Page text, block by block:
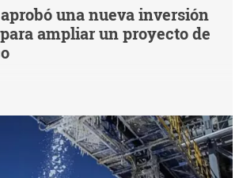
una nueva inversión
ampliar un proyecto de